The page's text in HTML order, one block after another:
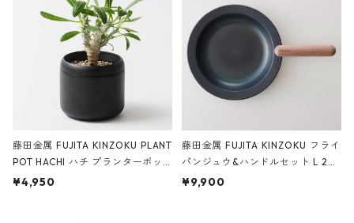
藤田金属 FUJITA KINZOKU PLANT
POT HACHI ハチ プランターポッ
ト 3号 ブラック
¥4,950
藤田金属 FUJITA KINZOKU フライ
パンジュウ&ハンドルセット L 24c
m ガス火・IH対応 鉄フライパン
¥9,900